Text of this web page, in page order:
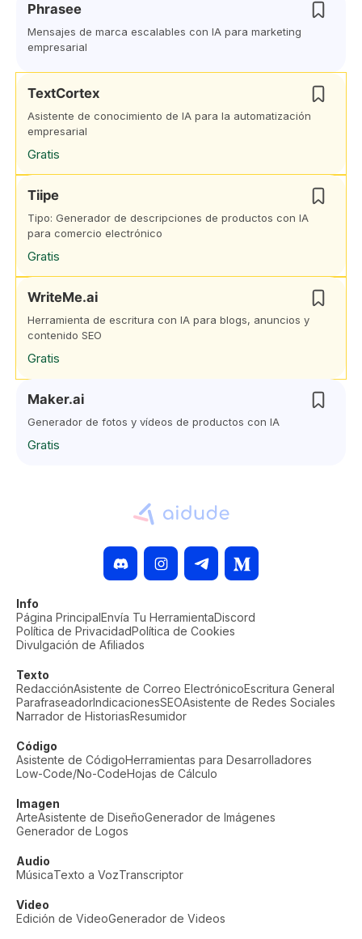
Phrasee
Mensajes de marca escalables con IA para marketing
empresarial
TextCortex
Asistente de conocimiento de IA para la automatización
empresarial
Gratis
Tiipe
Tipo: Generador de descripciones de productos con IA
para comercio electrónico
Gratis
WriteMe.ai
Herramienta de escritura con IA para blogs, anuncios y
contenido SEO
Gratis
Maker.ai
Generador de fotos y vídeos de productos con IA
Gratis
Info
Página PrincipalEnvía Tu HerramientaDiscord
Política de PrivacidadPolítica de Cookies
Divulgación de Afiliados
Texto
RedacciónAsistente de Correo ElectrónicoEscritura General
ParafraseadorIndicacionesSEOAsistente de Redes Sociales
Narrador de HistoriasResumidor
Código
Asistente de CódigoHerramientas para Desarrolladores
Low-Code/No-CodeHojas de Cálculo
Imagen
ArteAsistente de DiseñoGenerador de Imágenes
Generador de Logos
Audio
MúsicaTexto a VozTranscriptor
Video
Edición de VideoGenerador de Videos